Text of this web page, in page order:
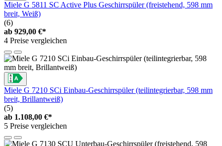
Miele G 5811 SC Active Plus Geschirrspüler (freistehend, 598 mm
breit, Weiß)
(6)
ab 929,00 €*
4 Preise vergleichen
Miele G 7210 SCi Einbau-Geschirrspüler (teilintegrierbar, 598 mm
breit, Brillantweiß)
(5)
ab 1.108,00 €*
5 Preise vergleichen